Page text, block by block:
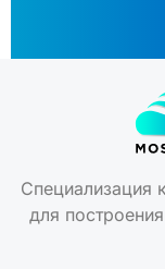
Специализация
для